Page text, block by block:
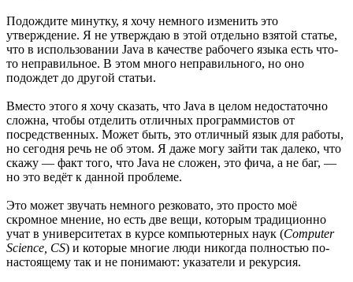
Подождите минутку, я хочу немного изменить это
утверждение. Я не утверждаю в этой отдельно взятой статье,
что в использовании Java в качестве рабочего языка есть что-
то неправильное. В этом много неправильного, но оно
подождет до другой статьи.
Вместо этого я хочу сказать, что Java в целом недостаточно
сложна, чтобы отделить отличных программистов от
посредственных. Может быть, это отличный язык для работы,
но сегодня речь не об этом. Я даже могу зайти так далеко, что
скажу — факт того, что Java не сложен, это фича, а не баг, —
но это ведёт к данной проблеме.
Это может звучать немного резковато, это просто моё
скромное мнение, но есть две вещи, которым традиционно
учат в университетах в курсе компьютерных наук (Computer
Science, CS) и которые многие люди никогда полностью по-
настоящему так и не понимают: указатели и рекурсия.